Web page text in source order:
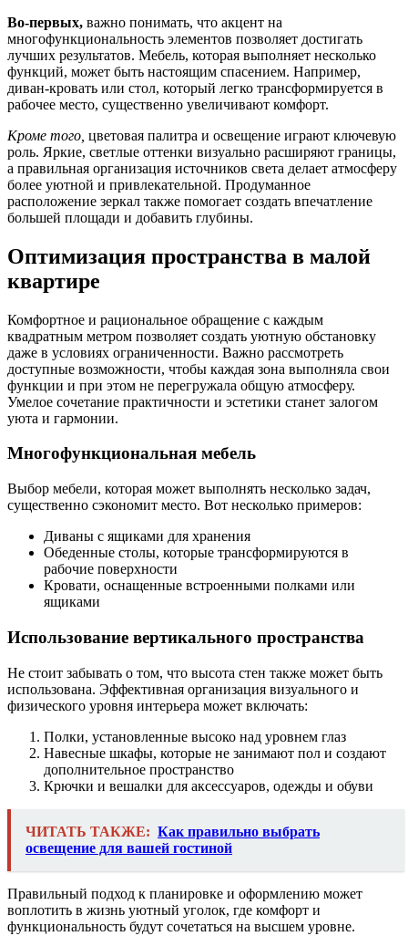
Во-первых, важно понимать, что акцент на
многофункциональность элементов позволяет достигать
лучших результатов. Мебель, которая выполняет несколько
функций, может быть настоящим спасением. Например,
диван-кровать или стол, который легко трансформируется в
рабочее место, существенно увеличивают комфорт.
Кроме того, цветовая палитра и освещение играют ключевую
роль. Яркие, светлые оттенки визуально расширяют границы,
а правильная организация источников света делает атмосферу
более уютной и привлекательной. Продуманное
расположение зеркал также помогает создать впечатление
большей площади и добавить глубины.
Оптимизация пространства в малой
квартире
Комфортное и рациональное обращение с каждым
квадратным метром позволяет создать уютную обстановку
даже в условиях ограниченности. Важно рассмотреть
доступные возможности, чтобы каждая зона выполняла свои
функции и при этом не перегружала общую атмосферу.
Умелое сочетание практичности и эстетики станет залогом
уюта и гармонии.
Многофункциональная мебель
Выбор мебели, которая может выполнять несколько задач,
существенно сэкономит место. Вот несколько примеров:
Диваны с ящиками для хранения
Обеденные столы, которые трансформируются в
рабочие поверхности
Кровати, оснащенные встроенными полками или
ящиками
Использование вертикального пространства
Не стоит забывать о том, что высота стен также может быть
использована. Эффективная организация визуального и
физического уровня интерьера может включать:
Полки, установленные высоко над уровнем глаз
Навесные шкафы, которые не занимают пол и создают
дополнительное пространство
Крючки и вешалки для аксессуаров, одежды и обуви
ЧИТАТЬ ТАКЖЕ: Как правильно выбрать
освещение для вашей гостиной
Правильный подход к планировке и оформлению может
воплотить в жизнь уютный уголок, где комфорт и
функциональность будут сочетаться на высшем уровне.